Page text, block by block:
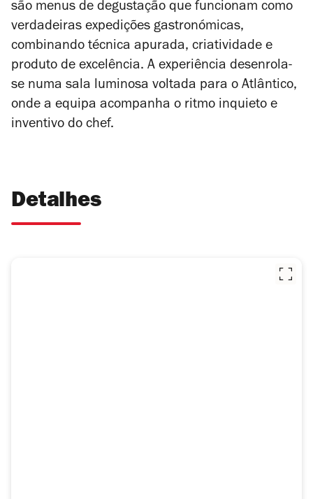
são menus de degustação que funcionam como
verdadeiras expedições gastronómicas,
combinando técnica apurada, criatividade e
produto de excelência. A experiência desenrola-
se numa sala luminosa voltada para o Atlântico,
onde a equipa acompanha o ritmo inquieto e
inventivo do chef.
Detalhes